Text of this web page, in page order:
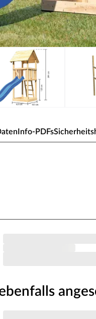
Info-PDFs
bietet höchste
gegen Aufpreis die